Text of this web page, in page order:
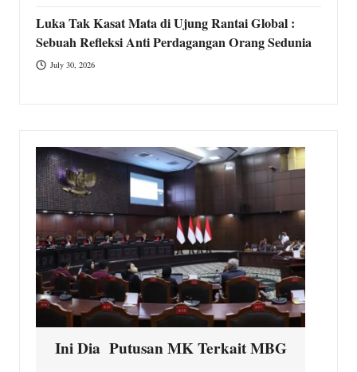
Luka Tak Kasat Mata di Ujung Rantai Global :
Sebuah Refleksi Anti Perdagangan Orang Sedunia
July 30, 2026
Ini Dia Putusan MK Terkait MBG